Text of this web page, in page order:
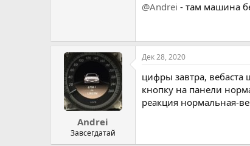
@Andrei - там машина
Andrei
Завсегдатай
Дек 28, 2020
цифры завтра, вебаста
кнопку на панели
реакция нормальная-